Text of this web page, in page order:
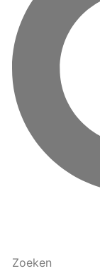
Zoeken